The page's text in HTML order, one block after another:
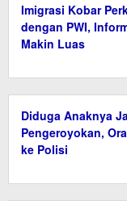
Imigrasi Kobar
dengan PWI,
Makin Luas
Diduga Anaknya
Pengeroyokan,
ke Polisi